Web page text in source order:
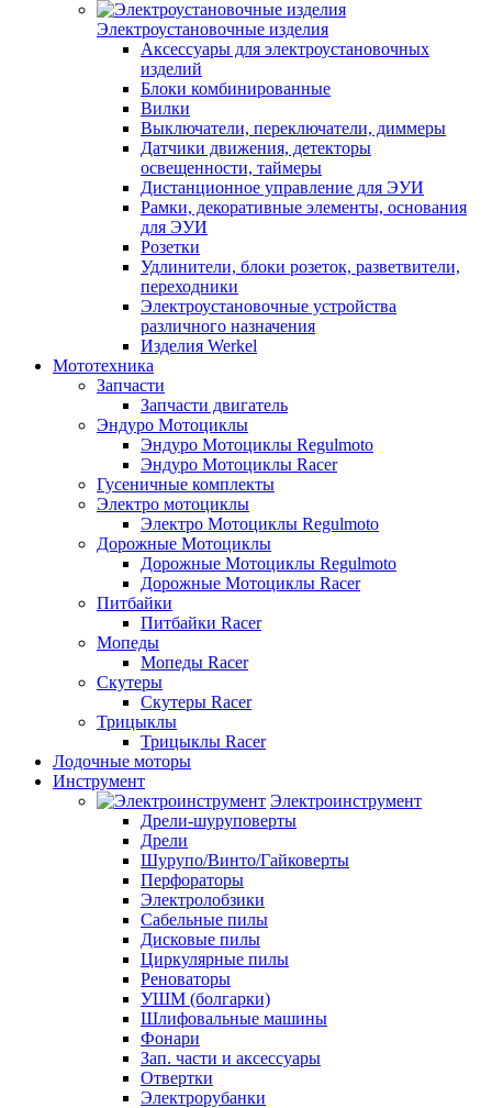
Электроустановочные изделия
Аксессуары для электроустановочных
изделий
Блоки комбинированные
Вилки
Выключатели, переключатели, диммеры
Датчики движения, детекторы
освещенности, таймеры
Дистанционное управление для ЭУИ
Рамки, декоративные элементы, основания
для ЭУИ
Розетки
Удлинители, блоки розеток, разветвители,
переходники
Электроустановочные устройства
различного назначения
Изделия Werkel
Мототехника
Запчасти
Запчасти двигатель
Эндуро Мотоциклы
Эндуро Мотоциклы Regulmoto
Эндуро Мотоциклы Racer
Гусеничные комплекты
Электро мотоциклы
Электро Мотоциклы Regulmoto
Дорожные Мотоциклы
Дорожные Мотоциклы Regulmoto
Дорожные Мотоциклы Racer
Питбайки
Питбайки Racer
Мопеды
Мопеды Racer
Скутеры
Скутеры Racer
Трицыклы
Трицыклы Racer
Лодочные моторы
Инструмент
Электроинструмент
Дрели-шуруповерты
Дрели
Шурупо/Винто/Гайковерты
Перфораторы
Электролобзики
Сабельные пилы
Дисковые пилы
Циркулярные пилы
Реноваторы
УШМ (болгарки)
Шлифовальные машины
Фонари
Зап. части и аксессуары
Отвертки
Электрорубанки